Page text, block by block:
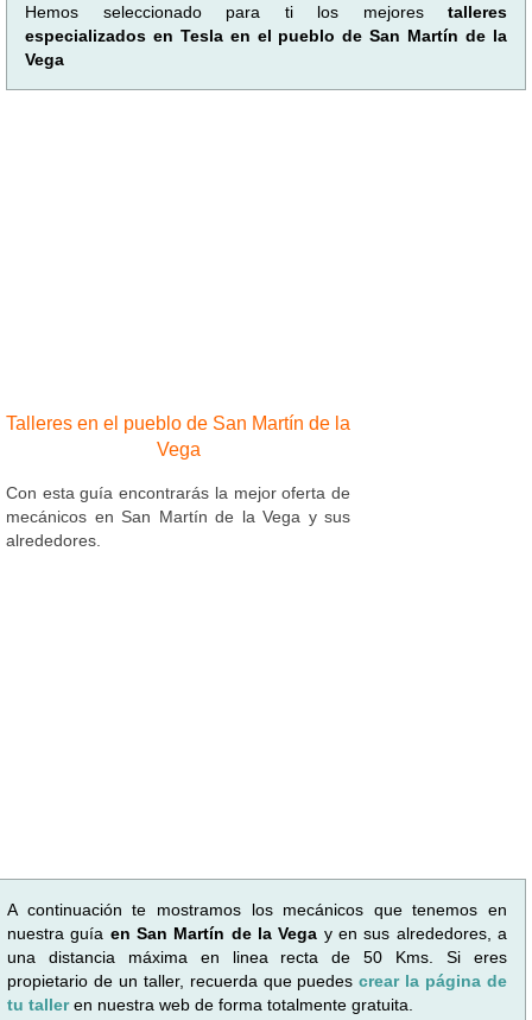
Hemos seleccionado para ti los mejores talleres
especializados en Tesla en el pueblo de San Martín de la
Vega
Talleres en el pueblo de San Martín de la
Vega
Con esta guía encontrarás la mejor oferta de
mecánicos en San Martín de la Vega y sus
alrededores.
A continuación te mostramos los mecánicos que tenemos en
nuestra guía en San Martín de la Vega y en sus alrededores, a
una distancia máxima en linea recta de 50 Kms. Si eres
propietario de un taller, recuerda que puedescrear la página de
tu talleren nuestra web de forma totalmente gratuita.